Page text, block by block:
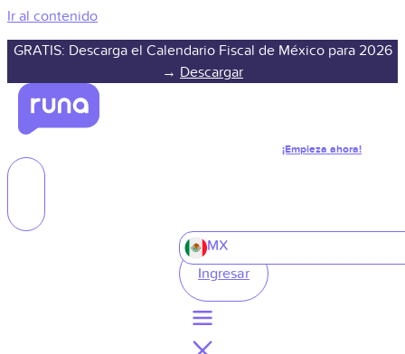
Ir al contenido
GRATIS: Descarga el Calendario Fiscal de México para 2026
→ Descargar
¡Empieza ahora!
MX
Ingresar